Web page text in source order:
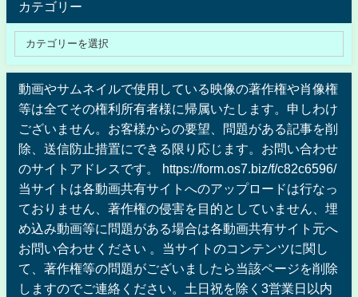
カテゴリー
動画やサムネイルで使用している映像の著作権や肖像権
等は全てその権利所有者様に帰属いたします。申しわけ
ございません。お客様からの要望、問題がある記事を削
除、送信防止措置にできる限り応じます。お問い合わせ
のサイトアドレスです。 https://form.os7.biz/f/c82c6596/
当サイトは各動画共有サイトへのアップロードは行なっ
ておりません、著作権の侵害を目的としていません、埋
め込み動画等に問題がある場合は各動画共有サイト元へ
お問い合わせください 。当サイトのコンテンツに関し
て、著作権等の問題がございましたら当該ページを削除
しますのでご連絡ください。土日祝を除く3営業日以内